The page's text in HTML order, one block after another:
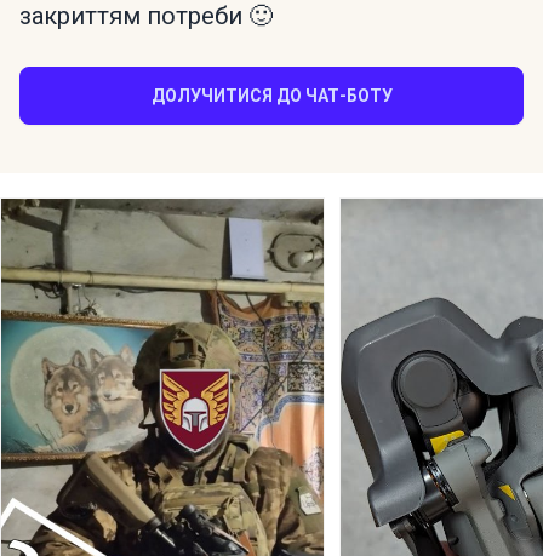
закриттям потреби 🙂
ДОЛУЧИТИСЯ ДО ЧАТ-БОТУ